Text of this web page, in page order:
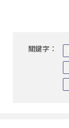
關鍵字：